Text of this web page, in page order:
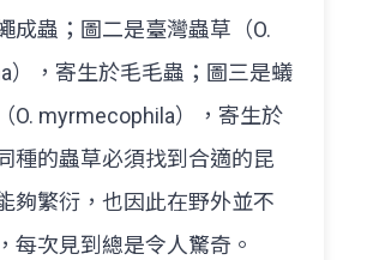
成蟲；圖二是臺灣蟲草（O.
），寄生於毛毛蟲；圖三是蟻
O. myrmecophila），寄生於
種的蟲草必須找到合適的昆
夠繁衍，也因此在野外並不
每次見到總是令人驚奇。